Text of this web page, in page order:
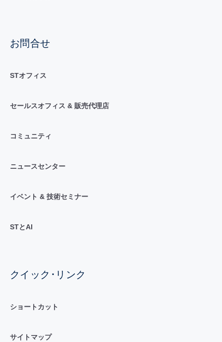
お問合せ
STオフィス
セールスオフィス & 販売代理店
コミュニティ
ニュースセンター
イベント & 技術セミナー
STとAI
クイック･リンク
ショートカット
サイトマップ